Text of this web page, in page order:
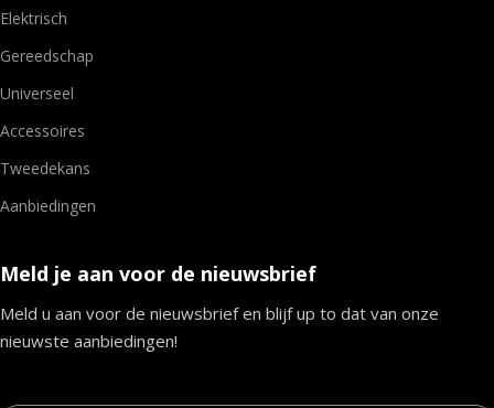
Elektrisch
Gereedschap
Universeel
Accessoires
Tweedekans
Aanbiedingen
Meld je aan voor de nieuwsbrief
Meld u aan voor de nieuwsbrief en blijf up to dat van onze
nieuwste aanbiedingen!